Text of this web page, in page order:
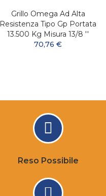
Grillo Omega Ad Alta
Resistenza Tipo Gp Portata
13.500 Kg Misura 13/8 ''
70,76 €
Reso Possibile